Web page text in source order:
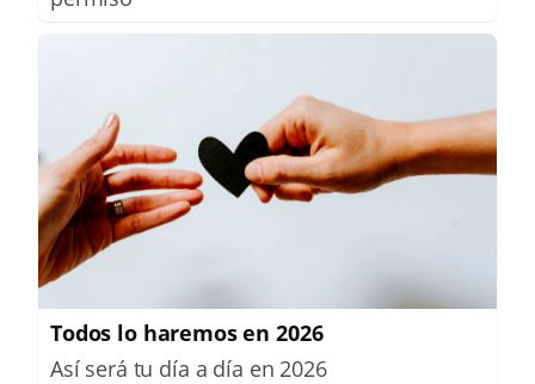
Todos lo haremos en 2026
Así será tu día a día en 2026